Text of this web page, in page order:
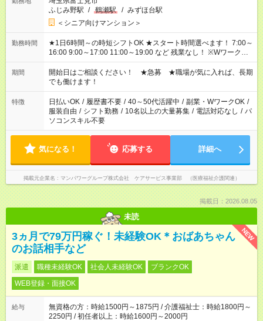
ふじみ野駅 / 鶴瀬駅 / みずほ台駅
＜シニア向けマンション＞
勤務時間
★1日6時間～の時短シフトOK ★スタート時間選べます！ 7:00～
16:00 9:00～17:00 11:00～19:00 など 残業なし！ ※Wワークの
場合、他のお仕事と合わせ週40時間超の就業はご案内できませ
ん ※法令に基づき、週20時間以上勤務は社会保険への加入対象
となります ※労働者派遣法（日雇い派遣の原則禁止）により、
短時間・短期間の就業はご案内が難しい場合があります
期間
開始日はご相談ください！ ★急募 ★職場が気に入れば、長期
でも働けます！
特徴 日払いOK / 履歴書不要 / 40～50代活躍中 / 副業・WワークOK /
服装自由 / シフト勤務 / 10名以上の大量募集 / 電話対応なし / パ
ソコンスキル不要
気になる！ 応募する 詳細へ
掲載元企業名 マンパワーグループ株式会社 ケアサービス事業部 （医療福祉介護関連）
掲載日：2026.08.05
未読
NEW
3ヵ月で79万円稼ぐ！未経験OK＊おばあちゃん
のお話相手など
派遣 職種未経験OK 社会人未経験OK
ブランクOK
WEB登録・面接OK
給与
無資格の方：時給1500円～1875円 / 介護福祉士：時給1800円～
2250円 / 初任者以上：時給1600円～2000円